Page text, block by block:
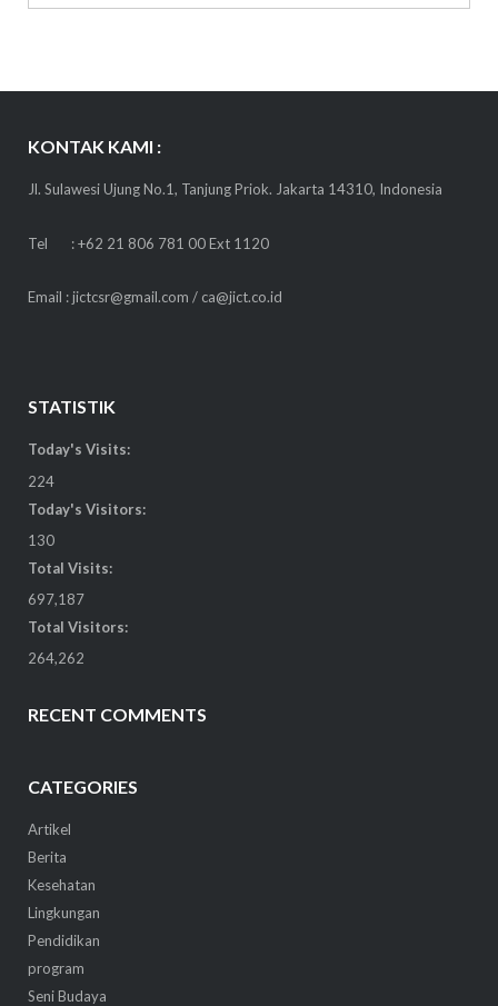
KONTAK KAMI :
Jl. Sulawesi Ujung No.1, Tanjung Priok. Jakarta 14310, Indonesia
Tel : +62 21 806 781 00 Ext 1120
Email : jictcsr@gmail.com / ca@jict.co.id
STATISTIK
Today's Visits:
224
Today's Visitors:
130
Total Visits:
697,187
Total Visitors:
264,262
RECENT COMMENTS
CATEGORIES
Artikel
Berita
Kesehatan
Lingkungan
Pendidikan
program
Seni Budaya